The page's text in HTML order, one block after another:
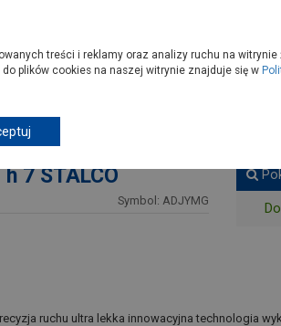
Rękawice
7 STALCO
Symbol: ADJYMG
ruchu ultra lekka innowacyjna technologia
treści i reklamy oraz analizy ruchu na witrynie
plików cookies na naszej witrynie znajduje się w